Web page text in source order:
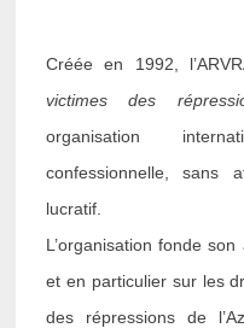
Créée en 1992,
victimes des
organisation
confessionnelle, sans
lucratif.
L’organisation fonde
et en particulier sur les
des répressions de